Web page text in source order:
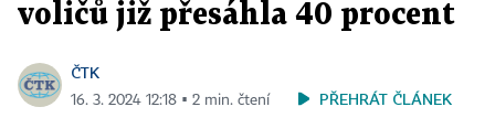
voličů již přesáhla 40 procent
ČTK
16. 3. 2024 12:18 ▪ 2 min. čtení PŘEHRÁT ČLÁNEK